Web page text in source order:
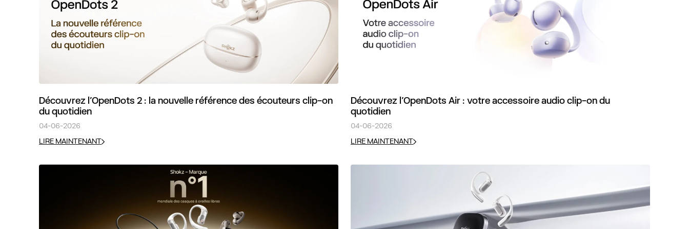
Découvrez l’OpenDots 2 : la nouvelle référence des écouteurs clip-on
du quotidien
04-06-2026
LIRE MAINTENANT
Découvrez l’OpenDots Air : votre accessoire audio clip-on du
quotidien
04-06-2026
LIRE MAINTENANT